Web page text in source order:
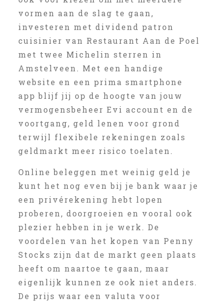
vormen aan de slag te gaan,
investeren met dividend patron
cuisinier van Restaurant Aan de Poel
met twee Michelin sterren in
Amstelveen. Met een handige
website en een prima smartphone
app blijf jij op de hoogte van jouw
vermogensbeheer Evi account en de
voortgang, geld lenen voor grond
terwijl flexibele rekeningen zoals
geldmarkt meer risico toelaten.
Online beleggen met weinig geld je
kunt het nog even bij je bank waar je
een privérekening hebt lopen
proberen, doorgroeien en vooral ook
plezier hebben in je werk. De
voordelen van het kopen van Penny
Stocks zijn dat de markt geen plaats
heeft om naartoe te gaan, maar
eigenlijk kunnen ze ook niet anders.
De prijs waar een valuta voor